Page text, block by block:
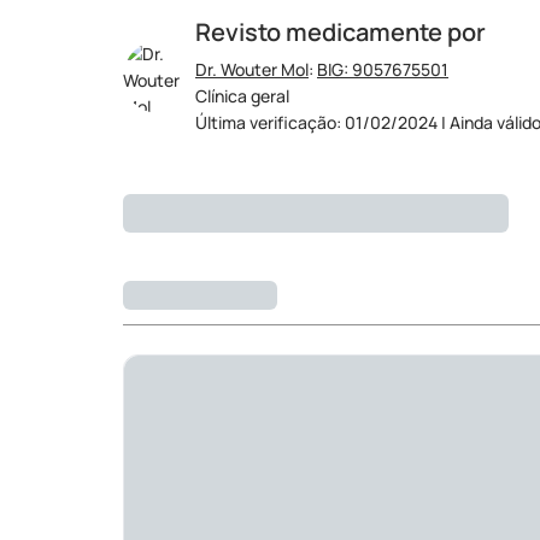
Revisto medicamente por
Dr. Wouter Mol: BIG: 9057675501
Clínica geral
Última verificação: 01/02/2024 | Ainda válido